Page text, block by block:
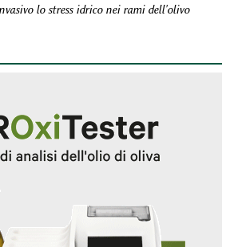
lo stress idrico nei rami dell'olivo